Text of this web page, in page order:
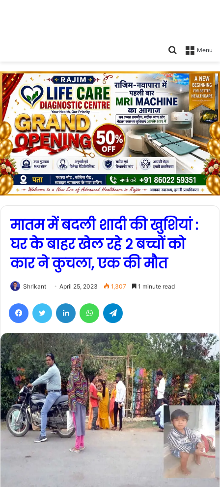
Menu
Search
मातम में बदली शादी की खुशियां :
घर के बाहर खेल रहे 2 बच्चों को
कार ने कुचला, एक की मौत
Shrikant April 25, 2023 1,307 1 minute read